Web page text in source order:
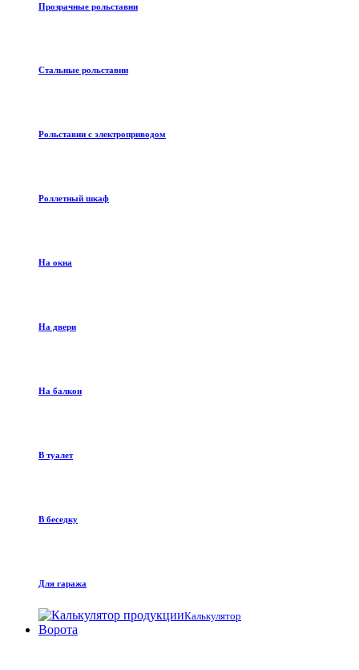
Прозрачные рольставни
Стальные рольставни
Рольставни с электроприводом
Роллетный шкаф
На окна
На двери
На балкон
В туалет
В беседку
Для гаража
Калькулятор
Ворота